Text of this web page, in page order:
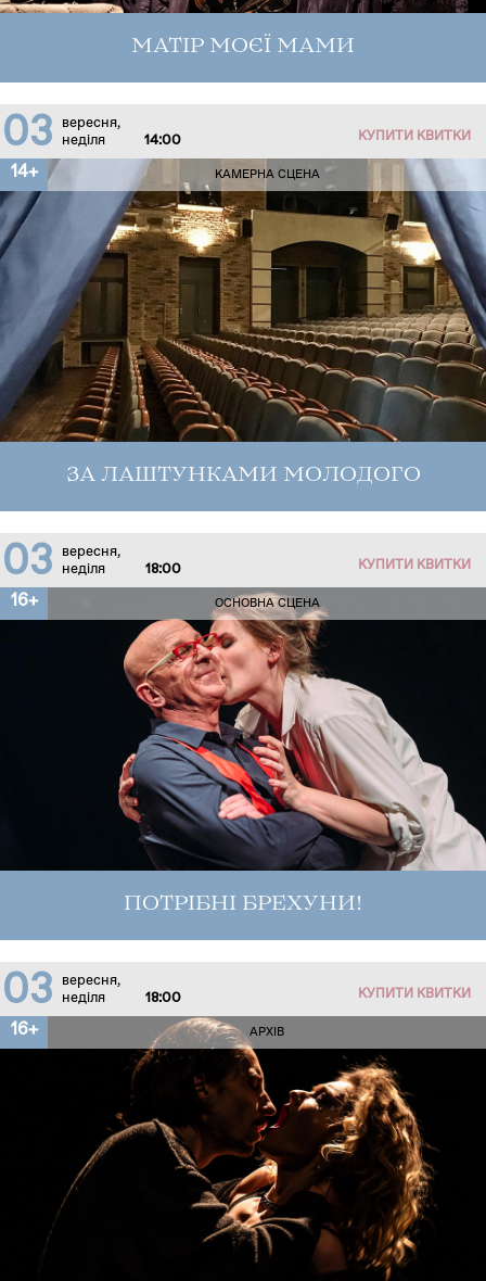
МАТІР МОЄЇ МАМИ
03
вересня,
неділя
14:00 КУПИТИ КВИТКИ
14+ КАМЕРНА СЦЕНА
ЗА ЛАШТУНКАМИ МОЛОДОГО
03
вересня,
неділя
18:00 КУПИТИ КВИТКИ
16+ ОСНОВНА СЦЕНА
ПОТРІБНІ БРЕХУНИ!
03
вересня,
неділя
18:00 КУПИТИ КВИТКИ
16+ АРХІВ